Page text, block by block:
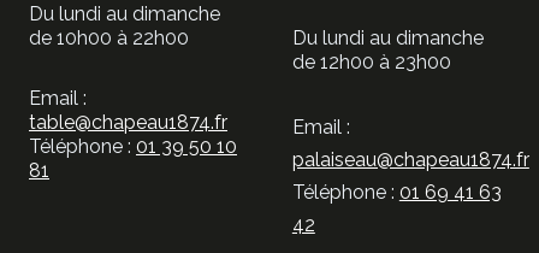
Du lundi au dimanche
de 10h00 à 22h00
Email :
table@chapeau1874.fr
Téléphone : 01 39 50 10
81
Du lundi au dimanche
de 12h00 à 23h00
Email :
palaiseau@chapeau1874.fr
Téléphone : 01 69 41 63
42